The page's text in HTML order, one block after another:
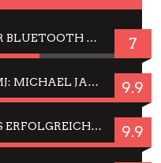
JBL TUNE 720BT: OVER EAR BLUETOOTH KOPFHÖRER UM DIE 50,-€ IM DAUER-TEST 7
WEGEN DES ERFOLGES – MJ: MICHAEL JACKSON MUSICAL IN EINER MATINEE SEHEN 9.9
JELLYFISH HAMBURG: DAS ERFOLGREICHE SOMMER-MENÜ 2025 IN GEFÜHLEN UND BILDERN 9.9